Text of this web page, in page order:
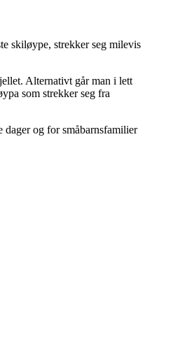
skiløype, strekker seg milevis
Alternativt går man i lett
som strekker seg fra
dager og for småbarnsfamilier